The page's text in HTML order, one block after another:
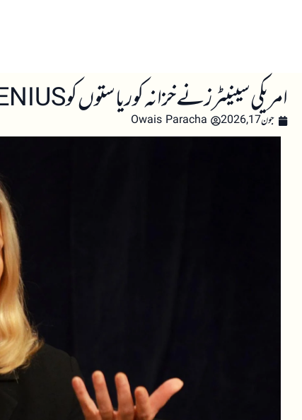
امریکی سینیٹرز نے خزانہ کو ریاستوں کو GENIUS ایکٹ کے تحت اسٹیبل کوائن نگرانی کے عمل سے خارج نہ کرنے کی ہدایت کی
جون 17, 2026 Owais Paracha